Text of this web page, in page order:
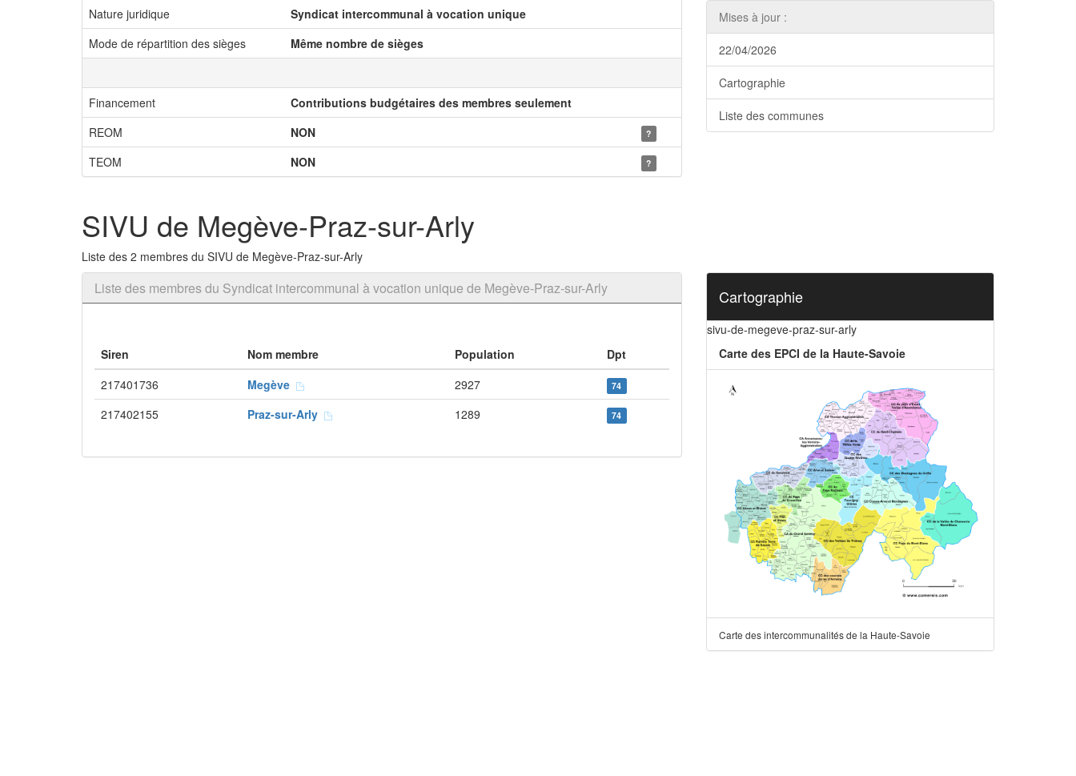
Nature juridique
Syndicat intercommunal à vocation unique
Mode de répartition des sièges
Même nombre de sièges
Financement
Contributions budgétaires des membres seulement
REOM
NON ?
TEOM NON ?
Mises à jour :
22/04/2026
Cartographie
Liste des communes
SIVU de Megève-Praz-sur-Arly
Liste des 2 membres du SIVU de Megève-Praz-sur-Arly
Liste des membres du Syndicat intercommunal à vocation unique de Megève-Praz-sur-Arly
Siren Nom membre Population
Dpt
217401736
Megève 2927 74
217402155 Praz-sur-Arly 1289 74
Cartographie
sivu-de-megeve-praz-sur-arly
Carte des EPCI de la Haute-Savoie
Carte des intercommunalités de la Haute-Savoie